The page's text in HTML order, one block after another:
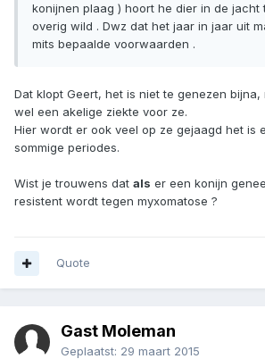
konijnen plaag ) hoort he dier in de jacht
overig wild . Dwz dat het jaar in jaar uit
mits bepaalde voorwaarden .
Dat klopt Geert, het is niet te genezen
wel een akelige ziekte voor ze.
Hier wordt er ook veel op ze gejaagd het is
sommige periodes.
Wist je trouwens dat als er een konijn
resistent wordt tegen myxomatose ?
Quote
Gast Moleman
Geplaatst: 29 maart 2015